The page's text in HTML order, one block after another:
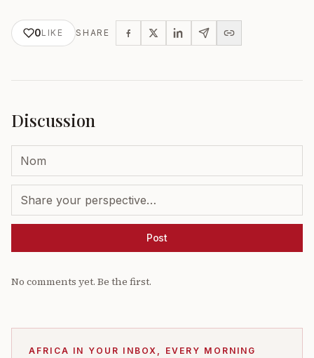
0LIKE SHARE
Discussion
Post
No comments yet. Be the first.
AFRICA IN YOUR INBOX, EVERY MORNING